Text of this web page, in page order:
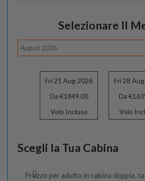
Selezionare Il
August 2026
Fri 21 Aug 2026
Da €1849.00
Volo Incluso
Fri 28
Da
Volo
Scegli la Tua Cabina
Prezzo per adulto in cabina doppia,